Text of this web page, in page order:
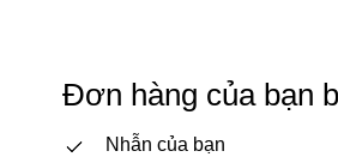
Đơn hàng của bạn
Nhẫn của bạn